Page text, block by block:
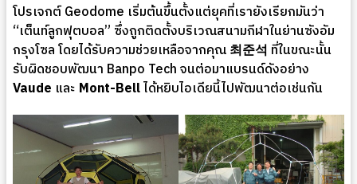
โปรเจกต์ Geodome เริ่มต้นขึ้นตั้งแต่ยุคที่เรายังเรียกมันว่า
“เต็นท์ลูกฟุตบอล” ซึ่งถูกติดตั้งบริเวณสนามกีฬาในย่านซังอัม
กรุงโซล โดยได้รับความช่วยเหลือจากคุณ최준석 ที่ในขณะนั้น
รับผิดชอบพัฒนา Banpo Tech จนต่อมาแบรนด์ดังอย่าง
Vaude และ Mont-Bellได้หยิบไอเดียนี้ไปพัฒนาต่อเช่นกัน